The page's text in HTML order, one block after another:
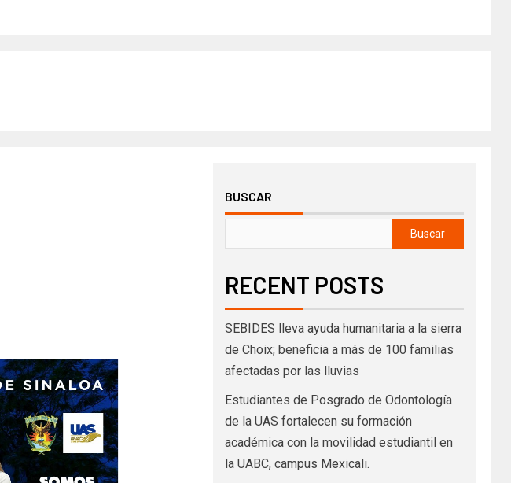
BUSCAR
Buscar
RECENT POSTS
SEBIDES lleva ayuda humanitaria a la sierra
de Choix; beneficia a más de 100 familias
afectadas por las lluvias
Estudiantes de Posgrado de Odontología
de la UAS fortalecen su formación
académica con la movilidad estudiantil en
la UABC, campus Mexicali.